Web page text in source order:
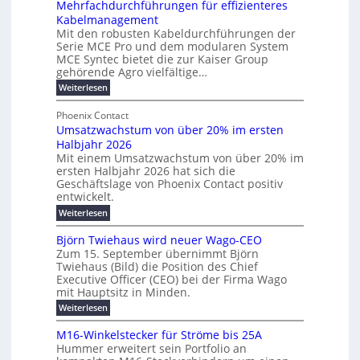
r
d
e
r
u
n
g
b
r
a
u
c
h
t
m
e
h
r
T
e
m
p
o
u
u
m
E
n
e
r
g
u
b
f
ü
r
m
o
d
e
r
n
e
E
e
r
t
w
i
c
k
e
l
e
N
H
-
S
i
c
h
e
r
u
n
g
s
l
a
s
e
k
o
r
d
b
e
e
i
l
i
g
u
n
g
b
e
i
m
2
0
2
6
E
Mehrfachdurchführungen für effizienteres
Kabelmanagement
Mit den robusten Kabeldurchführungen der
Serie MCE Pro und dem modularen System
MCE Syntec bietet die zur Kaiser Group
gehörende Agro vielfältige…
Weiterlesen:
M
h
r
f
a
c
h
d
u
r
c
f
ü
h
u
n
g
e
n
f
ü
Phoenix Contact
Umsatzwachstum von über 20% im ersten
Halbjahr 2026
Mit einem Umsatzwachstum von über 20% im
ersten Halbjahr 2026 hat sich die
Geschäftslage von Phoenix Contact positiv
entwickelt.
Weiterlesen:
U
m
s
a
t
w
a
c
h
s
t
Björn Twiehaus wird neuer Wago-CEO
Zum 15. September übernimmt Björn
Twiehaus (Bild) die Position des Chief
Executive Officer (CEO) bei der Firma Wago
mit Hauptsitz in Minden.
Weiterlesen:
B
j
ö
r
M16-Winkelstecker für Ströme bis 25A
Hummer erweitert sein Portfolio an